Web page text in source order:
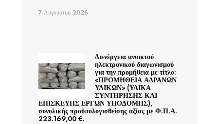
7 Αυγούστου 2026
Διενέργεια ανοικτού
ηλεκτρονικού διαγωνισμού
για την προμήθεια με τίτλο:
«ΠΡΟΜΗΘΕΙΑ ΑΔΡΑΝΩΝ
ΥΛΙΚΩΝ» (ΥΛΙΚΑ
ΣΥΝΤΗΡΗΣΗΣ ΚΑΙ
ΕΠΙΣΚΕΥΗΣ ΕΡΓΩΝ ΥΠΟΔΟΜΗΣ),
συνολικής προϋπολογισθείσης αξίας με Φ.Π.Α.
223.169,00 €.